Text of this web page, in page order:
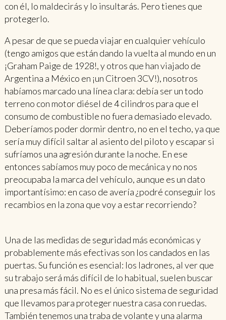
con él, lo maldecirás y lo insultarás. Pero tienes que
protegerlo.
A pesar de que se pueda viajar en cualquier vehículo
(tengo amigos que están dando la vuelta al mundo en un
¡Graham Paige de 1928!, y otros que han viajado de
Argentina a México en ¡un Citroen 3CV!), nosotros
habíamos marcado una línea clara: debía ser un todo
terreno con motor diésel de 4 cilindros para que el
consumo de combustible no fuera demasiado elevado.
Deberíamos poder dormir dentro, no en el techo, ya que
sería muy difícil saltar al asiento del piloto y escapar si
sufríamos una agresión durante la noche. En ese
entonces sabíamos muy poco de mecánica y no nos
preocupaba la marca del vehículo, aunque es un dato
importantísimo: en caso de avería ¿podré conseguir los
recambios en la zona que voy a estar recorriendo?
Una de las medidas de seguridad más económicas y
probablemente más efectivas son los candados en las
puertas. Su función es esencial: los ladrones, al ver que
su trabajo será más difícil de lo habitual, suelen buscar
una presa más fácil. No es el único sistema de seguridad
que llevamos para proteger nuestra casa con ruedas.
También tenemos una traba de volante y una alarma